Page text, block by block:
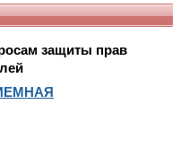
защиты прав